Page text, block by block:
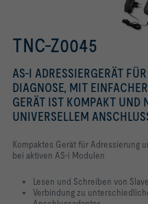
TNC-Z0045
AS-I ADRESSIERGERÄT
DIAGNOSE, MIT
GERÄT IST KOMPAKT UND
UNIVERSELLEM
Kompaktes Gerät für Adressierung
bei aktiven AS-i Modulen
Lesen und Schreiben von
Verbindung zu